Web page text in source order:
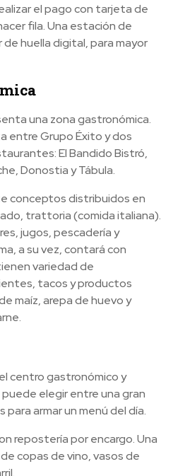
el pago con tarjeta de
fila. Una estación de
huella digital, para mayor
una zona gastronómica.
entre Grupo Éxito y dos
El Bandido Bistró,
Donostia y Tábula.
conceptos distribuidos en
trattoria (comida italiana).
jugos, pescadería y
a su vez, contará con
variedad de
tacos y productos
maíz, arepa de huevo y
centro gastronómico y
elegir entre una gran
armar un menú del día.
repostería por encargo. Una
copas de vino, vasos de